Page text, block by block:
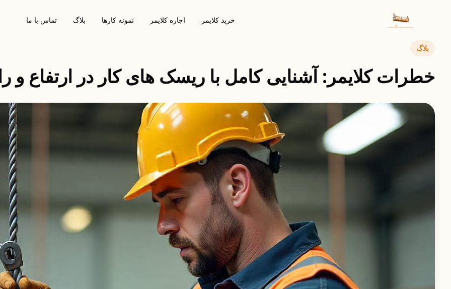
خرید کلایمر اجاره کلایمر نمونه کارها بلاگ تماس با ما
بلاگ
خطرات کلایمر: آشنایی کامل با ریسک های کار در ارتفاع و